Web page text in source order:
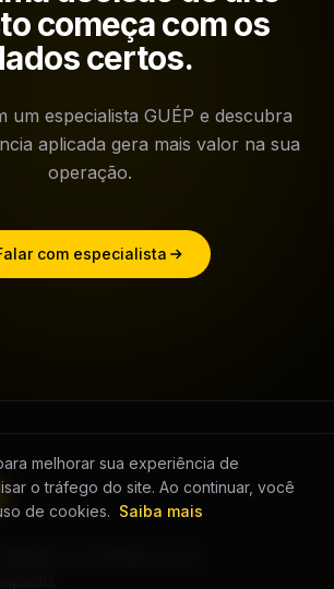
começa com os
certos.
um especialista GUÉP e descubra
aplicada gera mais valor na sua
operação.
com especialista
estratégica para
melhorar sua experiência de
o tráfego do site. Ao continuar, você
de cookies. Saiba mais